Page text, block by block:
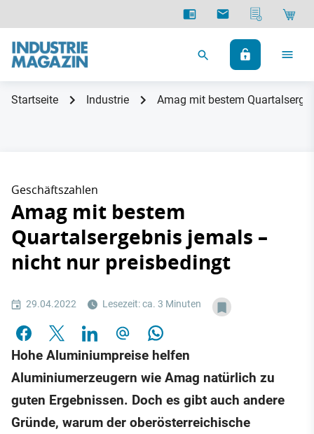
Startseite Industrie Amag mit bestem
Geschäftszahlen
Amag mit bestem
Quartalsergebnis jemals –
nicht nur preisbedingt
29.04.2022 Lesezeit: ca. 3 Minuten
Hohe Aluminiumpreise helfen
Aluminiumerzeugern wie Amag natürlich zu
guten Ergebnissen. Doch es gibt auch andere
Gründe, warum der oberösterreichische